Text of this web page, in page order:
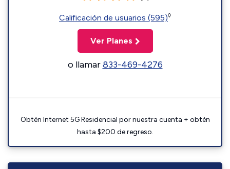
Calificación de usuarios (595)◊
Ver Planes
o llamar833-469-4276
Obtén Internet 5G Residencial por nuestra cuenta + obtén
hasta $200 de regreso.